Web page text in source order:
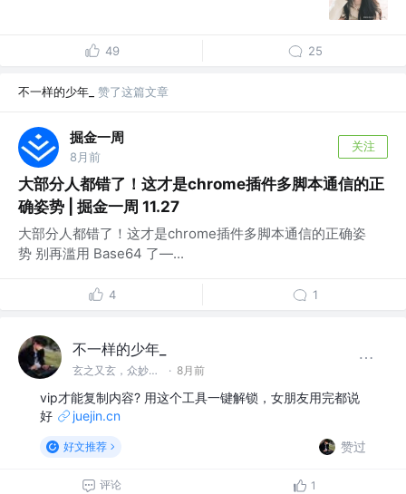
49 25
不一样的少年_ 赞了这篇文章
掘金一周
8月前
关注
大部分人都错了！这才是chrome插件多脚本通信的正
确姿势 | 掘金一周 11.27
大部分人都错了！这才是chrome插件多脚本通信的正确姿
势 别再滥用 Base64 了—...
4 1
不一样的少年_
玄之又玄，众妙之门 · 8月前
vip才能复制内容? 用这个工具一键解锁，女朋友用完都说
好
juejin.cn
好文推荐 赞过
评论 1